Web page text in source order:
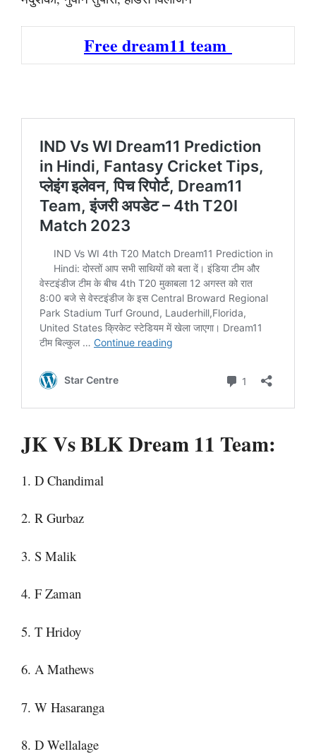
Free dream11 team
JK Vs BLK Dream 11 Team:
1. D Chandimal
2. R Gurbaz
3. S Malik
4. F Zaman
5. T Hridoy
6. A Mathews
7. W Hasaranga
8. D Wellalage